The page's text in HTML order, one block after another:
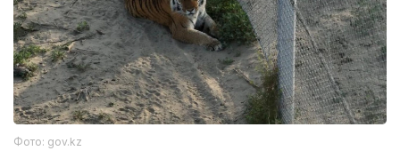
Фото: gov.kz